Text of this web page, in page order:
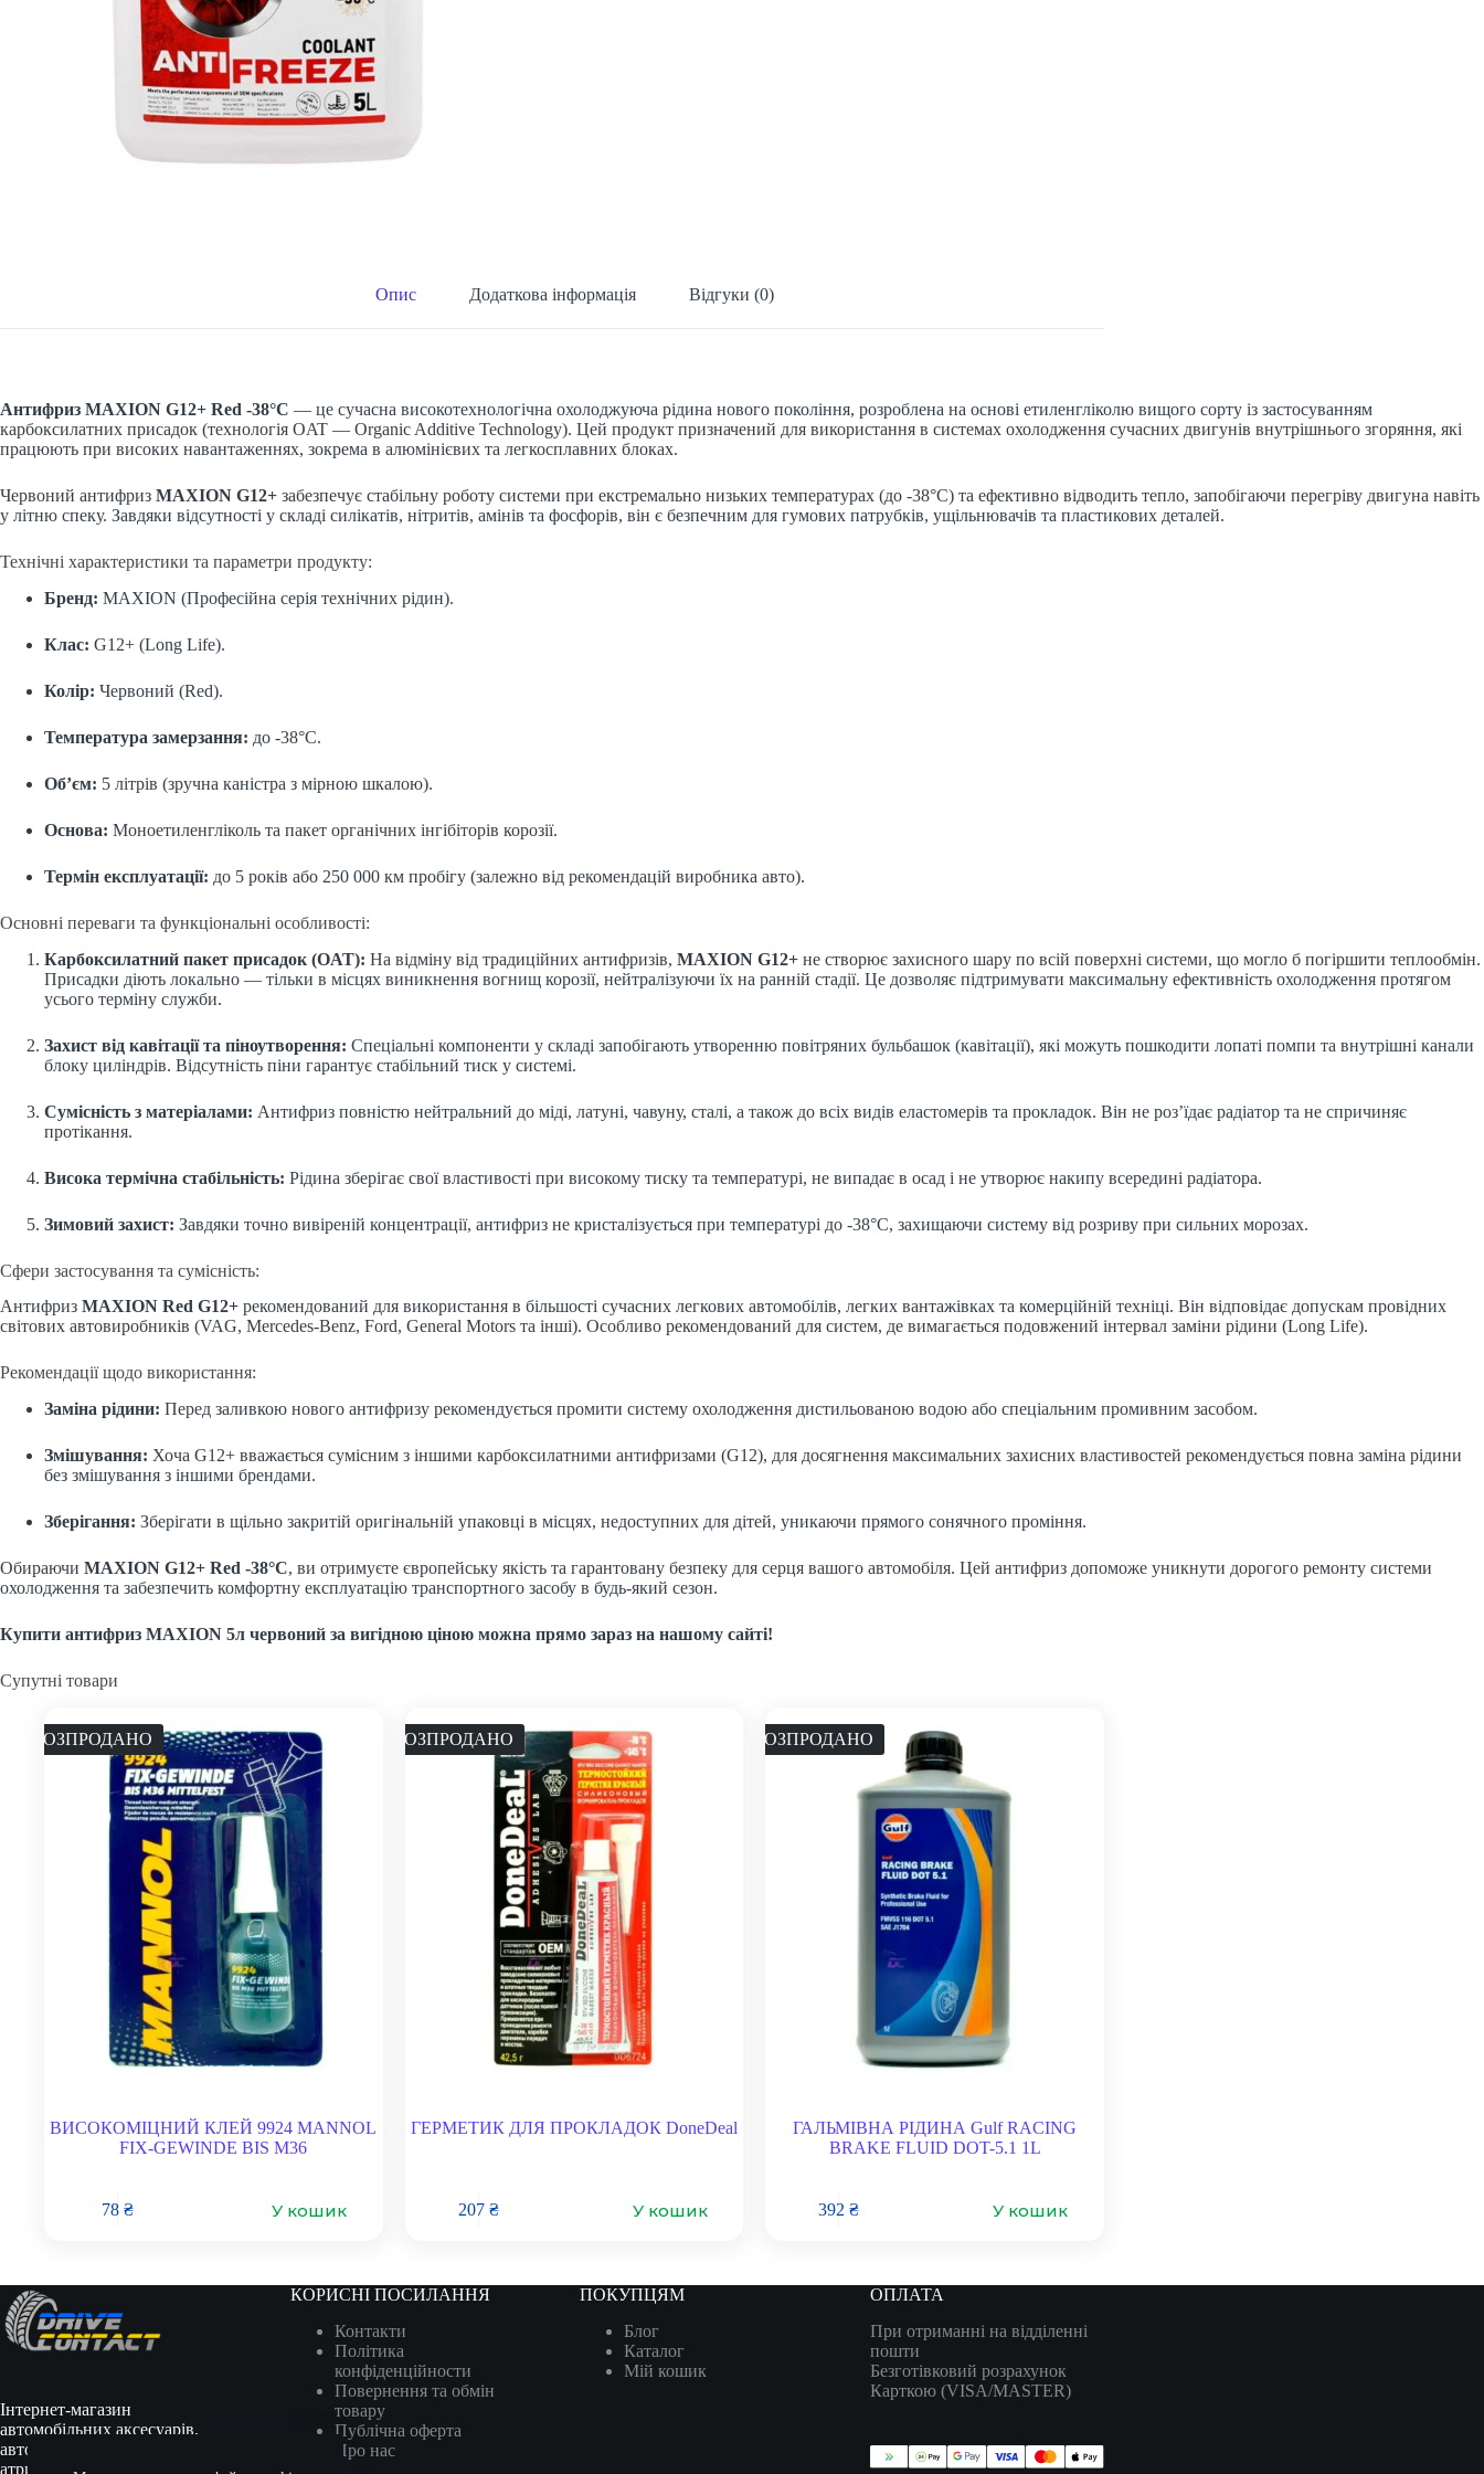
Опис Додаткова інформація Відгуки (0)
Антифриз MAXION G12+ Red -38°C — це сучасна високотехнологічна охолоджуюча рідина нового покоління, розроблена на основі етиленгліколю вищого сорту із застосуванням
карбоксилатних присадок (технологія OAT — Organic Additive Technology). Цей продукт призначений для використання в системах охолодження сучасних двигунів внутрішнього згоряння, які
працюють при високих навантаженнях, зокрема в алюмінієвих та легкосплавних блоках.
Червоний антифриз MAXION G12+ забезпечує стабільну роботу системи при екстремально низьких температурах (до -38°C) та ефективно відводить тепло, запобігаючи перегріву двигуна навіть
у літню спеку. Завдяки відсутності у складі силікатів, нітритів, амінів та фосфорів, він є безпечним для гумових патрубків, ущільнювачів та пластикових деталей.
Технічні характеристики та параметри продукту:
Бренд: MAXION (Професійна серія технічних рідин).
Клас: G12+ (Long Life).
Колір: Червоний (Red).
Температура замерзання: до -38°C.
Об’єм: 5 літрів (зручна каністра з мірною шкалою).
Основа: Моноетиленгліколь та пакет органічних інгібіторів корозії.
Термін експлуатації: до 5 років або 250 000 км пробігу (залежно від рекомендацій виробника авто).
Основні переваги та функціональні особливості:
Карбоксилатний пакет присадок (OAT): На відміну від традиційних антифризів, MAXION G12+ не створює захисного шару по всій поверхні системи, що могло б погіршити теплообмін.
Присадки діють локально — тільки в місцях виникнення вогнищ корозії, нейтралізуючи їх на ранній стадії. Це дозволяє підтримувати максимальну ефективність охолодження протягом
усього терміну служби.
Захист від кавітації та піноутворення: Спеціальні компоненти у складі запобігають утворенню повітряних бульбашок (кавітації), які можуть пошкодити лопаті помпи та внутрішні канали
блоку циліндрів. Відсутність піни гарантує стабільний тиск у системі.
Сумісність з матеріалами: Антифриз повністю нейтральний до міді, латуні, чавуну, сталі, а також до всіх видів еластомерів та прокладок. Він не роз’їдає радіатор та не спричиняє
протікання.
Висока термічна стабільність: Рідина зберігає свої властивості при високому тиску та температурі, не випадає в осад і не утворює накипу всередині радіатора.
Зимовий захист: Завдяки точно вивіреній концентрації, антифриз не кристалізується при температурі до -38°C, захищаючи систему від розриву при сильних морозах.
Сфери застосування та сумісність:
Антифриз MAXION Red G12+ рекомендований для використання в більшості сучасних легкових автомобілів, легких вантажівках та комерційній техніці. Він відповідає допускам провідних
світових автовиробників (VAG, Mercedes-Benz, Ford, General Motors та інші). Особливо рекомендований для систем, де вимагається подовжений інтервал заміни рідини (Long Life).
Рекомендації щодо використання:
Заміна рідини: Перед заливкою нового антифризу рекомендується промити систему охолодження дистильованою водою або спеціальним промивним засобом.
Змішування: Хоча G12+ вважається сумісним з іншими карбоксилатними антифризами (G12), для досягнення максимальних захисних властивостей рекомендується повна заміна рідини
без змішування з іншими брендами.
Зберігання: Зберігати в щільно закритій оригінальній упаковці в місцях, недоступних для дітей, уникаючи прямого сонячного проміння.
Обираючи MAXION G12+ Red -38°C, ви отримуєте європейську якість та гарантовану безпеку для серця вашого автомобіля. Цей антифриз допоможе уникнути дорогого ремонту системи
охолодження та забезпечить комфортну експлуатацію транспортного засобу в будь-який сезон.
Купити антифриз MAXION 5л червоний за вигідною ціною можна прямо зараз на нашому сайті!
Супутні товари
РОЗПРОДАНО
ВИСОКОМІЦНИЙ КЛЕЙ 9924 MANNOL
FIX-GEWINDE BIS M36
78₴ У кошик
РОЗПРОДАНО
ГЕРМЕТИК ДЛЯ ПРОКЛАДОК DoneDeal
207 ₴ У кошик
РОЗПРОДАНО
ГАЛЬМІВНА РІДИНА Gulf RACING
BRAKE FLUID DOT-5.1 1L
392₴ У кошик
Інтернет-магазин
автомобільних аксесуарів,
автотоварів, гоночної
атрибутики та сувенірів.
КОРИСНІ ПОСИЛАННЯ
Контакти
Політика
конфіденційности
Повернення та обмін
товару
Публічна оферта
Про нас
ПОКУПЦЯМ
Блог
Каталог
Мій кошик
ОПЛАТА
При отриманні на відділенні
пошти
Безготівковий розрахунок
Карткою (VISA/MASTER)